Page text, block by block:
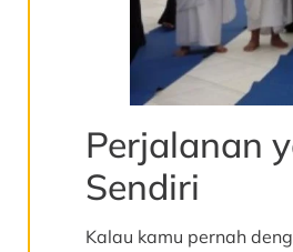
Perjalanan
Sendiri
Kalau kamu pernah